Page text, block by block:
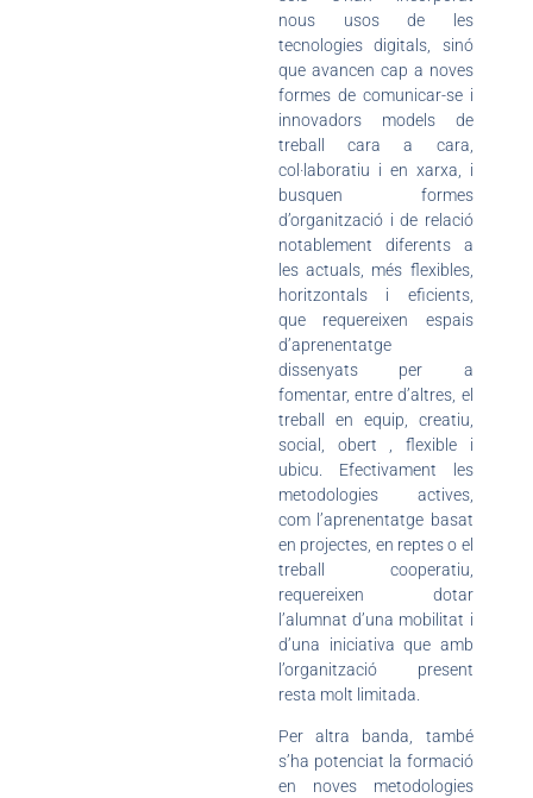
nous usos de les
tecnologies digitals, sinó
que avancen cap a noves
formes de comunicar-se i
innovadors models de
treball cara a cara,
col·laboratiu i en xarxa, i
busquen formes
d’organització i de relació
notablement diferents a
les actuals, més flexibles,
horitzontals i eficients,
que requereixen espais
d’aprenentatge
dissenyats per a
fomentar, entre d’altres, el
treball en equip, creatiu,
social, obert , flexible i
ubicu. Efectivament les
metodologies actives,
com l’aprenentatge basat
en projectes, en reptes o el
treball cooperatiu,
requereixen dotar
l’alumnat d’una mobilitat i
d’una iniciativa que amb
l’organització present
resta molt limitada.
Per altra banda, també
s’ha potenciat la formació
en noves metodologies